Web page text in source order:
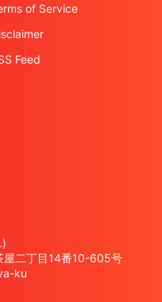
of Service
Feed
二丁目14番10-605号
ku